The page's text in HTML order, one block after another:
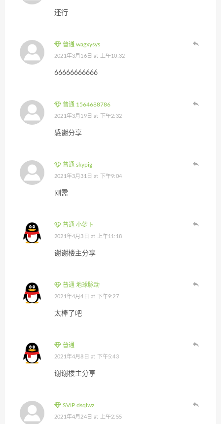
还行
普通 wagxysys
2021年3月16日 at 上午10:32
66666666666
普通 1564688786
2021年3月19日 at 下午2:32
感谢分享
普通 skypig
2021年3月31日 at 下午9:04
刚需
普通 小萝卜
2021年4月3日 at 上午11:18
谢谢楼主分享
普通 地球脉动
2021年4月4日 at 下午9:27
太棒了吧
普通
2021年4月8日 at 下午5:43
谢谢楼主分享
SVIP dsqlwz
2021年4月24日 at 上午2:55